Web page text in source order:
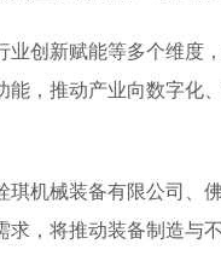
新赋能等多个维度
，推动产业向数字化
械装备有限公司、
，将推动装备制造与